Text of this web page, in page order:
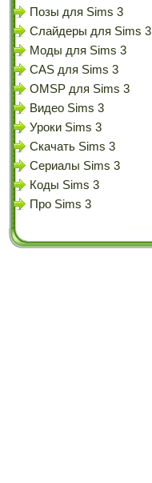
Позы для Sims 3
Слайдеры для Sims 3
Моды для Sims 3
CAS для Sims 3
OMSP для Sims 3
Видео Sims 3
Уроки Sims 3
Скачать Sims 3
Сериалы Sims 3
Коды Sims 3
Про Sims 3